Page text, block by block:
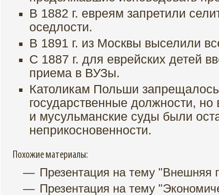
В 1882 г. евреям запретили
оседлости.
В 1891 г. из Москвы выселили
С 1887 г. для еврейских детей
приема в ВУЗы.
Католикам Польши
государственные должности,
и мусульманские суды были
неприкосновенности.
Похожие материалы:
Презентация на тему